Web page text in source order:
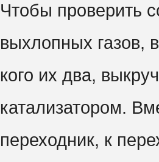
Чтобы проверить
выхлопных газов,
кого их два,
катализатором.
переходник, к